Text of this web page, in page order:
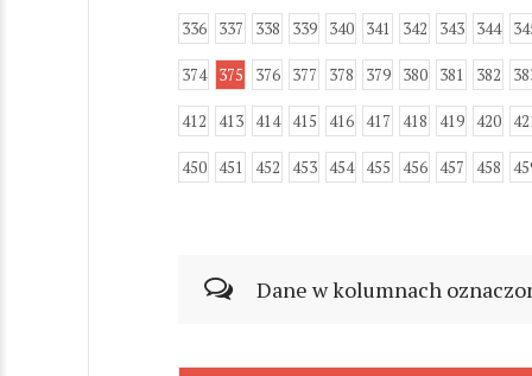
336 337 338 339 340 341 342 343 344
374 375 376 377 378 379 380 381 382
412 413 414 415 416 417 418 419 420
450 451 452 453 454 455 456 457 458
Dane w kolumnach